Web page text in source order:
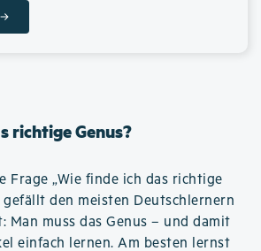
richtige Genus?
Frage „Wie finde ich das richtige
gefällt den meisten Deutschlernern
Man muss das Genus – und damit
einfach lernen. Am besten lernst